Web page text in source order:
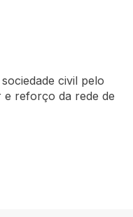
civil pelo
reforço da rede de